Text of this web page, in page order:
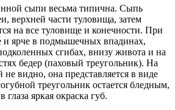
сыпи весьма типична. Сыпь
верхней части туловища, затем
на все туловище и конечности. При
и ярче в подмышечных впадинах,
сгибах, внизу живота и на
бедер (паховый треугольник). На
видно, она представляется в виде
треугольник остается бледным,
глаза яркая окраска губ.